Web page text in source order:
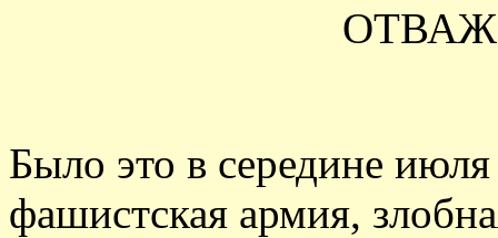
Было это в середине
фашистская армия,